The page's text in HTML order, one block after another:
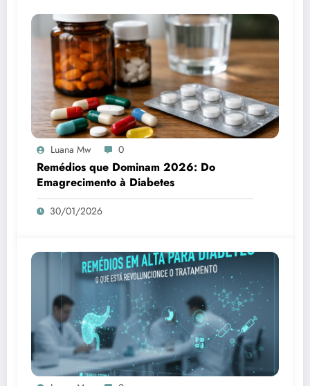
Luana Mw 0
Remédios que Dominam 2026: Do
Emagrecimento à Diabetes
30/01/2026